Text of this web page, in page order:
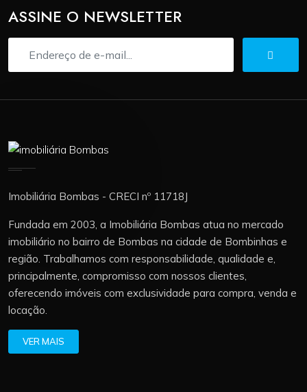
ASSINE O NEWSLETTER
Imobiliária Bombas - CRECI nº 11718J
Fundada em 2003, a Imobiliária Bombas atua no mercado
imobiliário no bairro de Bombas na cidade de Bombinhas e
região. Trabalhamos com responsabilidade, qualidade e,
principalmente, compromisso com nossos clientes,
oferecendo imóveis com exclusividade para compra, venda e
locação.
VER MAIS